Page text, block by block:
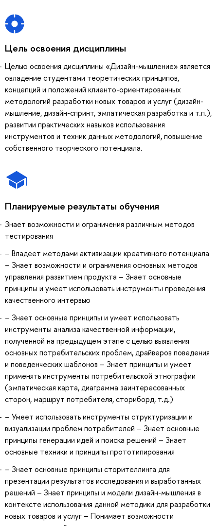
Цель освоения дисциплины
Целью освоения дисциплины «Дизайн-мышление» является
овладение студентами теоретических принципов,
концепций и положений клиенто-ориентированных
методологий разработки новых товаров и услуг (дизайн-
мышление, дизайн-спринт, эмпатическая разработка и т.п.),
развитии практических навыков использования
инструментов и техник данных методологий, повышение
собственного творческого потенциала.
Планируемые результаты обучения
Знает возможности и ограничения различным методов
тестирования
– Владеет методами активизации креативного потенциала
– Знает возможности и ограничения основных методов
управления развитием продукта – Знает основные
принципы и умеет использовать инструменты проведения
качественного интервью
– Знает основные принципы и умеет использовать
инструменты анализа качественной информации,
полученной на предыдущем этапе с целью выявления
основных потребительских проблем, драйверов поведения
и поведенческих шаблонов – Знает принципы и умеет
применять инструменты потребительской этнографии
(эмпатическая карта, диаграмма заинтересованных
сторон, маршрут потребителя, сториборд, т.д.)
– Умеет использовать инструменты структуризации и
визуализации проблем потребителей – Знает основные
принципы генерации идей и поиска решений – Знает
основные техники и принципы прототипирования
– Знает основные принципы сторителлинга для
презентации результатов исследования и выработанных
решений – Знает принципы и модели дизайн-мышления в
контексте использования данной методики для разработки
новых товаров и услуг – Понимает возможности